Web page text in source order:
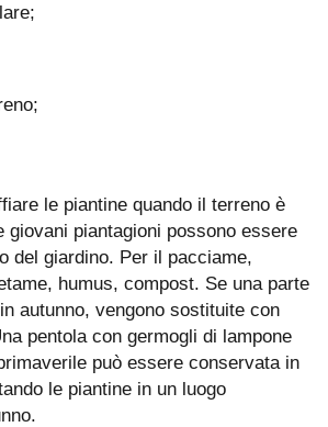
le piantine quando il terreno è
giovani piantagioni possono essere
del giardino. Per il pacciame,
humus, compost. Se una parte
autunno, vengono sostituite con
pentola con germogli di lampone
può essere conservata in
le piantine in un luogo